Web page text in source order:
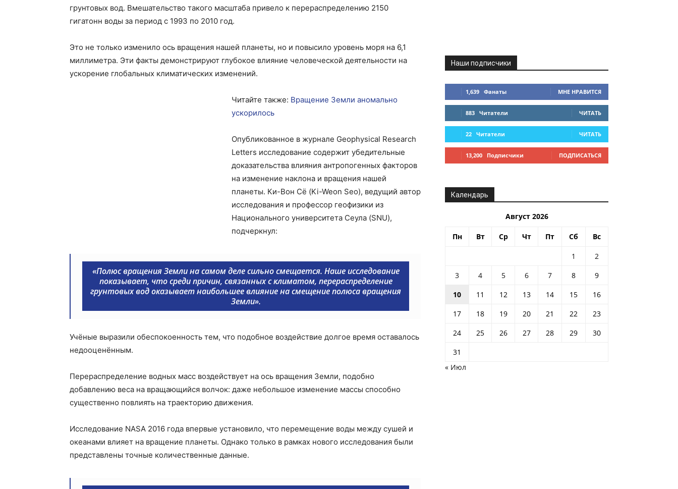
грунтовых вод. Вмешательство такого масштаба привело к перераспределению 2150
гигатонн воды за период с 1993 по 2010 год.
Это не только изменило ось вращения нашей планеты, но и повысило уровень моря на 6,1
миллиметра. Эти факты демонстрируют глубокое влияние человеческой деятельности на
ускорение глобальных климатических изменений.
Читайте также: Вращение Земли аномально
ускорилось
Опубликованное в журнале Geophysical Research
Letters исследование содержит убедительные
доказательства влияния антропогенных факторов
на изменение наклона и вращения нашей
планеты. Ки-Вон Сё (Ki-Weon Seo), ведущий автор
исследования и профессор геофизики из
Национального университета Сеула (SNU),
подчеркнул:
«Полюс вращения Земли на самом деле сильно смещается. Наше исследование
показывает, что среди причин, связанных с климатом, перераспределение
грунтовых вод оказывает наибольшее влияние на смещение полюса вращения
Земли».
Учёные выразили обеспокоенность тем, что подобное воздействие долгое время оставалось
недооценённым.
Перераспределение водных масс воздействует на ось вращения Земли, подобно
добавлению веса на вращающийся волчок: даже небольшое изменение массы способно
существенно повлиять на траекторию движения.
Исследование NASA 2016 года впервые установило, что перемещение воды между сушей и
океанами влияет на вращение планеты. Однако только в рамках нового исследования были
представлены точные количественные данные.
Наши подписчики
1,639 Фанаты МНЕ НРАВИТСЯ
883 Читатели ЧИТАТЬ
22 Читатели ЧИТАТЬ
13,200 Подписчики ПОДПИСАТЬСЯ
Календарь
Август 2026
Пн Вт Ср Чт Пт Сб Вс
1
2
3
4 5 6 7 8
9
10
11 12 13 14 15
16
17
18 19 20 21 22
23
24
25 26 27 28 29
30
31
« Июл